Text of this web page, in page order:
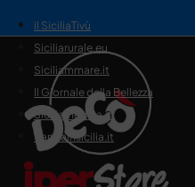
il SiciliaTivù
Siciliarurale.eu
Siciliammare.it
Il Giornale della Bellezza
Siciliamedica.it
Sanitainsicilia.it